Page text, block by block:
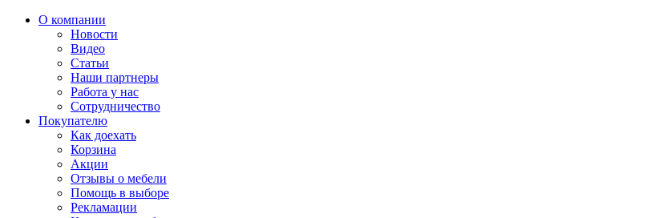
О компании
Новости
Видео
Статьи
Наши партнеры
Работа у нас
Сотрудничество
Покупателю
Как доехать
Корзина
Акции
Отзывы о мебели
Помощь в выборе
Рекламации